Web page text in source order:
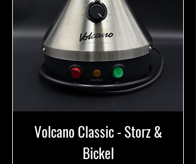
Volcano Classic - Storz &
Bickel